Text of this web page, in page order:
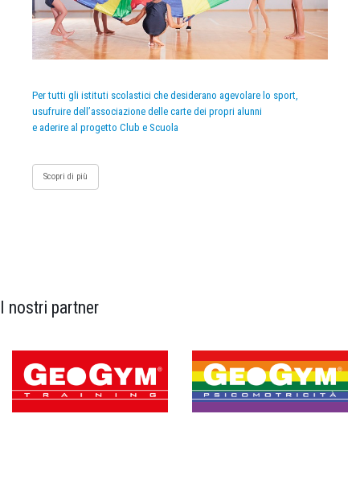
Per tutti gli istituti scolastici che desiderano agevolare lo sport,
usufruire dell’associazione delle carte dei propri alunni
e aderire al progetto Club e Scuola
Scopri di più
I nostri partner